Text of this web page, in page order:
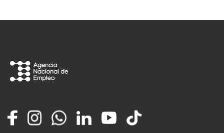
FacebookInstagramWhatsappLinkedInYouTube
TikTok